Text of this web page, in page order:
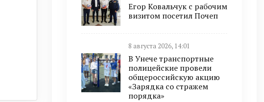
Егор Ковальчук с рабочим
визитом посетил Почеп
8 августа 2026, 14:01
В Унече транспортные
полицейские провели
общероссийскую акцию
«Зарядка со стражем
порядка»